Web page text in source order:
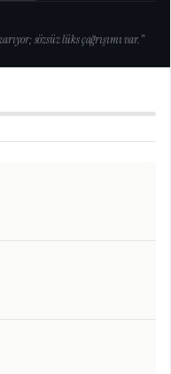
sözsüz lüks çağrışımı var."